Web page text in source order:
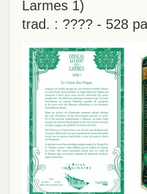
Larmes 1)
trad. : ???? - 528